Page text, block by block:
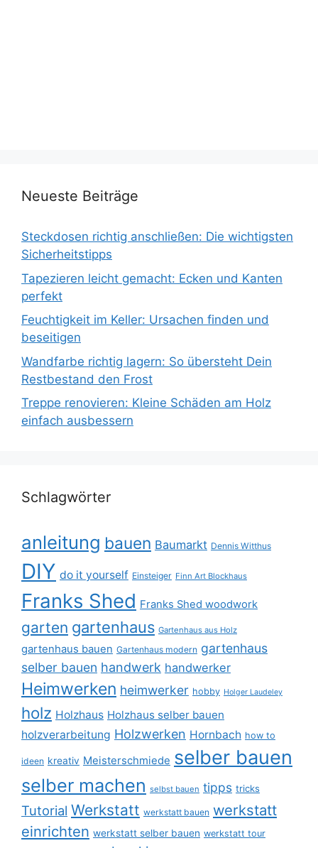
Neueste Beiträge
Steckdosen richtig anschließen: Die wichtigsten
Sicherheitstipps
Tapezieren leicht gemacht: Ecken und Kanten
perfekt
Feuchtigkeit im Keller: Ursachen finden und
beseitigen
Wandfarbe richtig lagern: So übersteht Dein
Restbestand den Frost
Treppe renovieren: Kleine Schäden am Holz
einfach ausbessern
Schlagwörter
anleitung bauen Baumarkt Dennis Witthus
DIY do it yourself Einsteiger Finn Art Blockhaus
Franks Shed Franks Shed woodwork
garten gartenhaus Gartenhaus aus Holz
gartenhaus bauen Gartenhaus modern gartenhaus
selber bauen handwerk handwerker
Heimwerken heimwerker hobby Holger Laudeley
holz Holzhaus Holzhaus selber bauen
holzverarbeitung Holzwerken Hornbach how to
ideen kreativ Meisterschmiede selber bauen
selber machen selbst bauen tipps tricks
Tutorial Werkstatt werkstatt bauen werkstatt
einrichten werkstatt selber bauen werkstatt tour